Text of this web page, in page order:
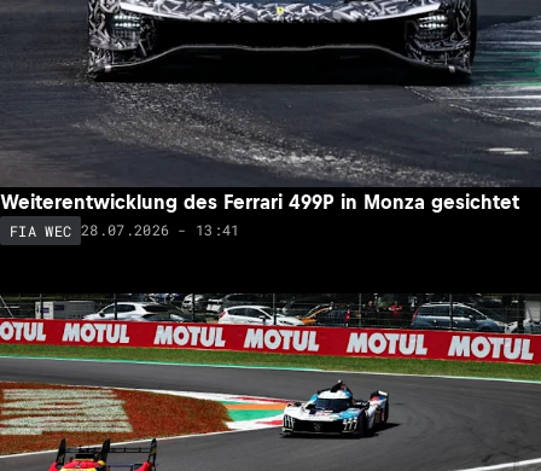
Weiterentwicklung des Ferrari 499P in Monza gesichtet
FIA WEC 28.07.2026 - 13:41